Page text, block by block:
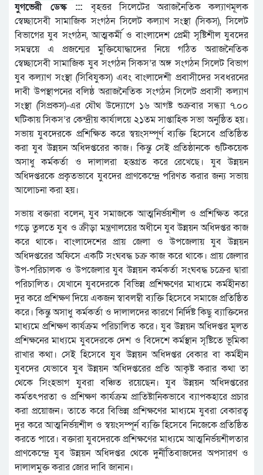
যুগভেরী ডেস্ক :::বৃহত্তর সিলেটের অরাজনৈতিক কল্যাণমূলক
স্বেচ্ছাসেবী সামাজিক সংগঠন সিলেট কল্যাণ সংস্থা (সিকস), সিলেট
বিভাগের যুব সংগঠন, আত্মকর্মী ও বাংলাদেশ প্রেমী সৃষ্টিশীল যুবদের
সমন্বয়ে এ প্রজন্মের মুক্তিযোদ্ধাদের নিয়ে গঠিত অরাজনৈতিক
স্বেচ্ছাসেবী সামাজিক যুব সংগঠন সিকস’র অঙ্গ সংগঠন সিলেট বিভাগ
যুব কল্যাণ সংস্থা (সিবিযুকস) এবং বাংলাদেশী প্রবাসীদের সবধরনের
দাবী উপস্থাপনের বলিষ্ঠ অরাজনৈতিক সংগঠন সিলেট প্রবাসী কল্যাণ
সংস্থা (সিপ্রকস)-এর যৌথ উদ্যোগে ১৬ আগষ্ট শুক্রবার সন্ধ্যা ৭.০০
ঘটিকায় সিকস’র কেন্দ্রীয় কার্যালয়ে ২১তম সাপ্তাহিক সভা অনুষ্ঠিত হয়।
সভায় যুবদেরকে প্রশিক্ষিত করে স্বয়ংসম্পূর্ণ ব্যক্তি হিসেবে প্রতিষ্ঠিত
করা যুব উন্নয়ন অধিদপ্তরের কাজ। কিন্তু সেই প্রতিষ্ঠানকে গুটিকয়েক
অসাধু কর্মকর্তা ও দালালরা হস্তগ্রত করে রেখেছে। যুব উন্নয়ন
অধিদপ্তরকে প্রকৃতভাবে যুবদের প্রাণকেন্দ্রে পরিণত করার জন্য সভায়
আলোচনা করা হয়।
সভায় বক্তারা বলেন, যুব সমাজকে আত্মনির্ভয়শীল ও প্রশিক্ষিত করে
গড়ে তুলতে যুব ও ক্রীড়া মন্ত্রণালয়ের অধীনে যুব উন্নয়ন অধিদপ্তর কাজ
করে থাকে। বাংলাদেশের প্রায় জেলা ও উপজেলায় যুব উন্নয়ন
অধিদপ্তরের অফিসে একটি সংঘবদ্ধ চক্র কাজ করে থাকে। প্রায় জেলার
উপ-পরিচালক ও উপজেলার যুব উন্নয়ন কর্মকর্তা সংঘবদ্ধ চক্রের দ্বারা
পরিচালিত। যেখানে যুবদেরকে বিভিন্ন প্রশিক্ষণের মাধ্যমে কর্মহীনতা
দুর করে প্রশিক্ষণ দিয়ে একজন স্বাবলম্বী ব্যক্তি হিসেবে সমাজে প্রতিষ্ঠিত
করে। কিন্তু অসাধু কর্মকর্তা ও দালালদের কারণে নির্দিষ্ট কিছু ব্যাক্তিদের
মাধ্যমে প্রশিক্ষণ কার্যক্রম পরিচালিত করে। যুব উন্নয়ন অধিদপ্তর মূলত
প্রশিক্ষনের মাধ্যমে যুবদেরকে দেশ ও বিদেশে কর্মস্থান সৃষ্টিতে ভূমিকা
রাখার কথা। সেই হিসেবে যুব উন্নয়ন অধিদপ্তর বেকার বা কর্মহীন
যুবদের যেভাবে যুব উন্নয়ন অধিদপ্তরের প্রতি আকৃষ্ট করার কথা তা
থেকে সিংহভাগ যুবরা বঞ্চিত রয়েছেন। যুব উন্নয়ন অধিদপ্তরের
কর্মতৎপরতা ও প্রশিক্ষণ কার্যক্রম প্রাতিষ্টানিকভাবে ব্যাপকহারে প্রচার
করা প্রয়োজন। তাতে করে বিভিন্ন প্রশিক্ষণের মাধ্যমে যুবরা বেকারত্ব
দুর করে আত্মনির্ভয়শীল ও স্বয়ংসম্পূর্ন ব্যক্তি হিসেবে নিজেকে প্রতিষ্ঠিত
করতে পারে। বক্তারা যুবদেরকে প্রশিক্ষণের মাধ্যমে আত্মনির্ভয়শীলতার
প্রাণকেন্দ্রে যুব উন্নয়ন অধিদপ্তর থেকে দুর্নীতিবাজদের অপসারণ ও
দালালমুক্ত করার জোর দাবি জানান।